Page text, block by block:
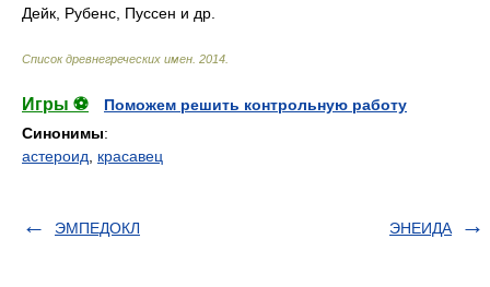
Дейк, Рубенс, Пуссен и др.
Список древнегреческих имен 2014
Игры ⚽
Поможем решить контрольную работу
Синонимы:
астероид
красавец
ЭМПЕДОКЛ ЭНЕИДА